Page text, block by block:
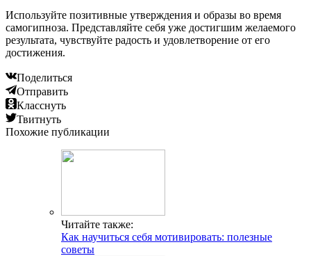
Используйте позитивные утверждения и образы во время
самогипноза. Представляйте себя уже достигшим желаемого
результата, чувствуйте радость и удовлетворение от его
достижения.
Поделиться
Отправить
Класснуть
Твитнуть
Похожие публикации
Читайте также:
Как научиться себя мотивировать: полезные
советы